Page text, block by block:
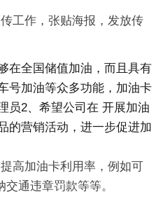
工作，张贴海报，发放传
在全国储值加油，而且具有
号加油等众多功能，加油卡
员2、希望公司在 开展加油
的营销活动，进一步促进加
高加油卡利用率，例如可
通违章罚款等等。